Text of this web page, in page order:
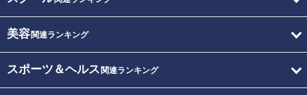
美容関連ランキング
スポーツ＆ヘルス 関連ランキング